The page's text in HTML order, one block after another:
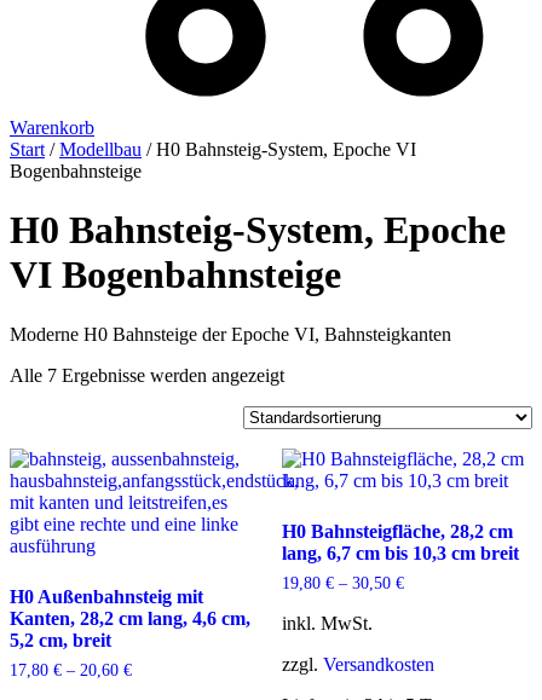
Warenkorb
Start /Modellbau / H0 Bahnsteig-System, Epoche VI
Bogenbahnsteige
H0 Bahnsteig-System, Epoche
VI Bogenbahnsteige
Moderne H0 Bahnsteige der Epoche VI, Bahnsteigkanten
Alle 7 Ergebnisse werden angezeigt
H0 Außenbahnsteig mit
Kanten, 28,2 cm lang, 4,6 cm,
5,2 cm, breit
17,80 € – 20,60 €
H0 Bahnsteigfläche, 28,2 cm
lang, 6,7 cm bis 10,3 cm breit
19,80 €– 30,50 €
inkl. MwSt.
zzgl. Versandkosten